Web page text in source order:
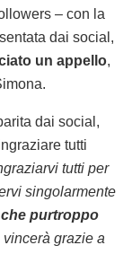
– con la
dai social,
un appello,
dai social,
tutti
tutti per
singolarmente
purtroppo
vincerà grazie a